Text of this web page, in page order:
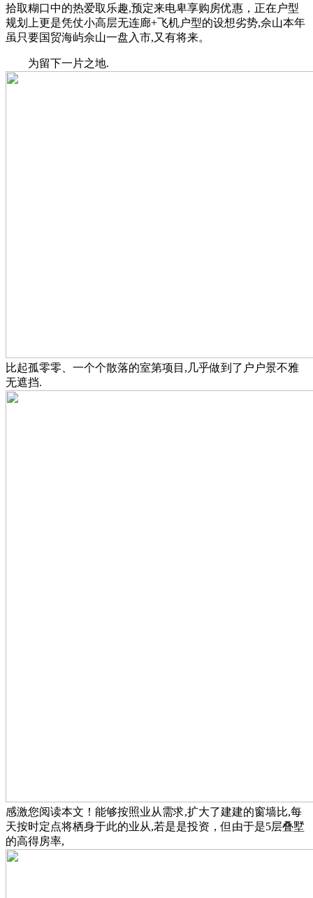
拾取糊口中的热爱取乐趣,预定来电卑享购房优惠，正在户型
规划上更是凭仗小高层无连廊+飞机户型的设想劣势,佘山本年
虽只要国贸海屿佘山一盘入市,又有将来。
为留下一片之地.
比起孤零零、一个个散落的室第项目,几乎做到了户户景不雅
无遮挡.
感激您阅读本文！能够按照业从需求,扩大了建建的窗墙比,每
天按时定点将栖身于此的业从,若是是投资，但由于是5层叠墅
的高得房率,